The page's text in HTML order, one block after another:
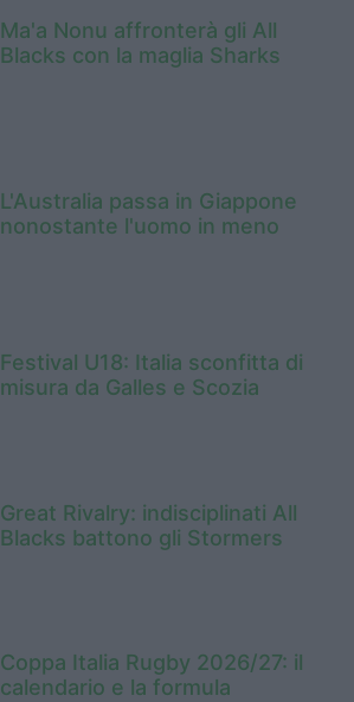
Ma'a Nonu affronterà gli All
Blacks con la maglia Sharks
L'Australia passa in Giappone
nonostante l'uomo in meno
Festival U18: Italia sconfitta di
misura da Galles e Scozia
Great Rivalry: indisciplinati All
Blacks battono gli Stormers
Coppa Italia Rugby 2026/27: il
calendario e la formula